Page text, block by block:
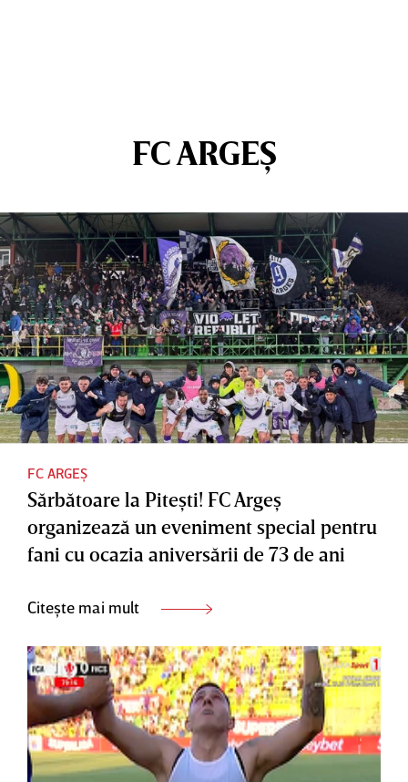
FC ARGEȘ
FC ARGEȘ
Sărbătoare la Piteşti! FC Argeş
organizează un eveniment special pentru
fani cu ocazia aniversării de 73 de ani
Citește mai mult